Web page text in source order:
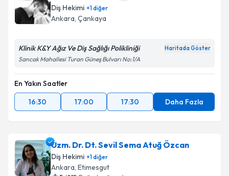
Diş Hekimi +1diğer
Ankara, Çankaya
Klinik K&Y Ağız Ve Diş Sağlığı Polikliniği Haritada Göster
Sancak Mahallesi Turan Güneş Bulvarı No:1/A
En Yakın Saatler
16:30
17:00 17:30 Daha Fazla
Uzm. Dr. Dt. Sevil Sema Atuğ Özcan
Diş Hekimi +1diğer
Ankara, Etimesgut